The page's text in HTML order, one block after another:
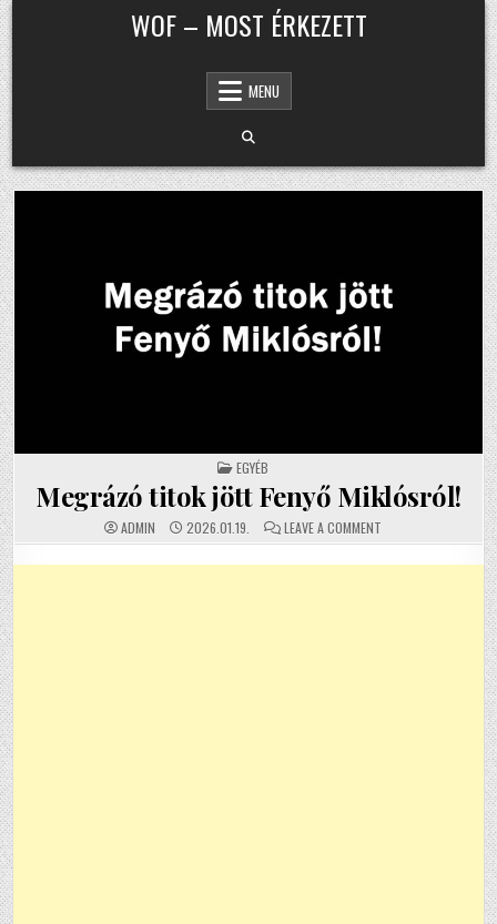
Skip to content WOF – MOST ÉRKEZETT
MENU
POSTED IN
EGYÉB
Megrázó titok jött Fenyő Miklósról!
ADMIN 2026.01.19. LEAVE A COMMENT ON MEGRÁZÓ TITOK